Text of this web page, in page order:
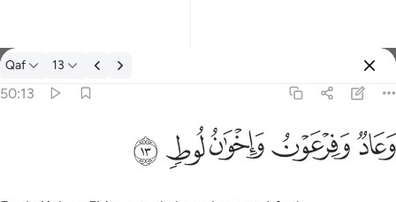
Tafseer: Qaf 50:13
Qaf 13
50:13
وَعَادٌۭ وَفِرْعَوْنُ وَإِخْوَٰنُ لُوطٍۢ ١٣
ﲳﲴﲵﲶﲷ